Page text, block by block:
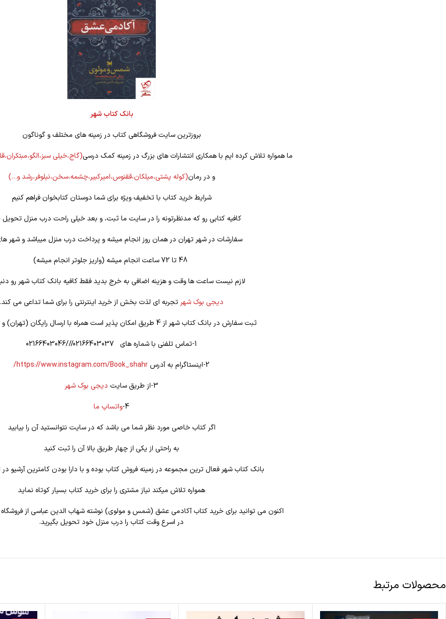
بانک کتاب شهر
بروزترین سایت فروشگاهی کتاب در زمینه های مختلف و گوناگون
ما همواره تلاش کرده ایم با همکاری انتشارات های بزرگ در زمینه کمک درسی(گاج،خیلی
و در رمان(کوله پشتی،میلکان،ققنوس،امیرکبیر،چشمه،سخن،نیلوفر،رشد و…)
شرایط خرید کتاب با تخفیف ویژه برای شما دوستان کتابخوان فراهم کنیم
کافیه کتابی رو که مدنظرتونه را در سایت ما ثبت، و بعد خیلی راحت درب منزل تحویل
سفارشات در شهر تهران در همان روز انجام میشه و پرداخت درب منزل میباشد و شهر
لازم نیست ساعت ها وقت و هزینه اضافی به خرج بدید فقط کافیه بانک کتاب شهر رو
دیجی بوک شهر تجربه ای لذت بخش از خرید اینترنتی را برای شما تداعی می کند.
ثبت سفارش در بانک کتاب شهر از 4 طریق امکان پذیر است همراه با ارسال رایگان (تهران) و تخفیف ویژه
1-تماس تلفنی با شماره های 02166403037///02166403046
2-اینستاگرام به آدرس
https://www.instagram.com/Book_shahr/
3-از طریق سایت
دیجی بوک شهر
4- واتساپ ما
اگر کتاب خاصی مورد نظر شما می باشد که در سایت نتوانستید آن را بیابید
به راحتی از یکی از چهار طریق بالا آن را ثبت کنید
بانک کتاب شهر فعال ترین مجموعه در زمینه فروش کتاب بوده و با دارا بودن کامترین آرشیو در
همواره تلاش میکند نیاز مشتری را برای خرید کتاب بسیار کوتاه نماید
اکنون می توانید برای خرید کتاب آکادمی عشق (شمس و مولوی) نوشته شهاب الدین عباسی از فروشگاه
در اسرع وقت کتاب را درب منزل خود تحویل بگیرید.
محصولات مرتبط